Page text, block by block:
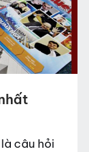
câu hỏi